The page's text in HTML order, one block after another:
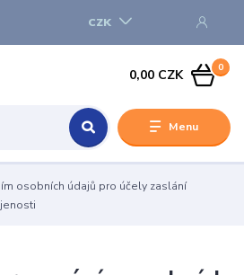
Menu
CZK
0
0,00 CZK
osobních údajů pro účely zaslání